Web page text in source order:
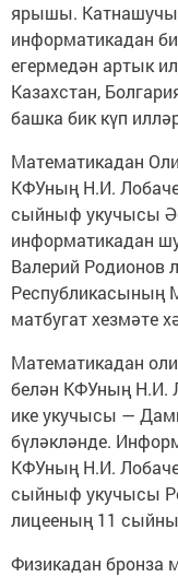
ярышы.
информатикадан
егермедән артык
Казахстан,
башка бик күп
Математикадан
КФУның Н.И.
сыйныф укучысы
информатикадан
Валерий Родионов
Республикасының
матбугат хезмәте
Математикадан
белән КФУның Н.И.
ике укучысы —
бүләкләнде.
КФУның Н.И.
сыйныф укучысы
лицееның 11
Физикадан бронза